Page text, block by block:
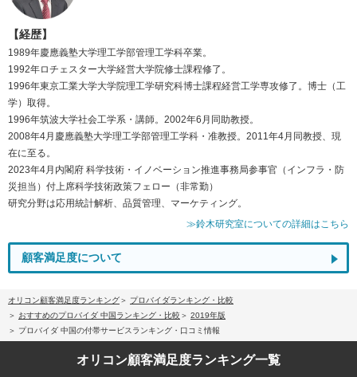
【経歴】
1989年慶應義塾大学理工学部管理工学科卒業。
1992年ロチェスター大学経営大学院修士課程修了。
1996年東京工業大学大学院理工学研究科博士課程経営工学専攻修了。博士（工
学）取得。
1996年筑波大学社会工学系・講師。2002年6月同助教授。
2008年4月慶應義塾大学理工学部管理工学科・准教授。2011年4月同教授、現
在に至る。
2023年4月内閣府 科学技術・イノベーション推進事務局参事官（インフラ・防
災担当）付上席科学技術政策フェロー（非常勤）
研究分野は応用統計解析、品質管理、マーケティング。
≫鈴木研究室についての詳細はこちら
顧客満足度について
オリコン顧客満足度ランキング
プロバイダランキング・比較
おすすめのプロバイダ 中国ランキング・比較
2019年版
プロバイダ 中国の付帯サービスランキング・口コミ情報
オリコン顧客満足度ランキング一覧